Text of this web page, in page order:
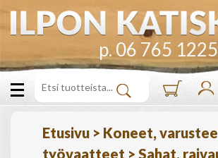
p. 06 765 1225
Etusivu > Koneet,
työvaatteet > Sahat,